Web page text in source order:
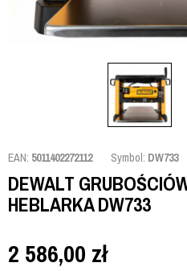
EAN: 5011402272112 Symbol: DW733
DEWALT
HEBLARKA DW733
2 586,00 zł